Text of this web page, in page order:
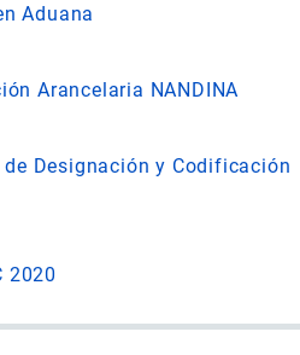
Aduana
Arancelaria NANDINA
Designación y Codificación
2020